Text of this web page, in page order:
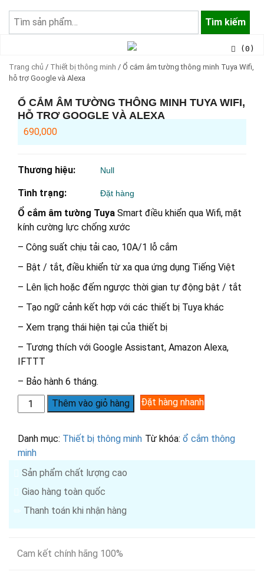
kiếm:
Tìm kiếm
(0)
Trang chủ / Thiết bị thông minh / Ổ cắm âm tường thông minh Tuya Wifi,
hỗ trợ Google và Alexa
Ổ CẮM ÂM TƯỜNG THÔNG MINH TUYA WIFI,
HỖ TRỢ GOOGLE VÀ ALEXA
690,000
Thương hiệu: Null
Tình trạng: Đặt hàng
Ổ cắm âm tường Tuya Smart điều khiển qua Wifi, mặt
kính cường lực chống xước
– Công suất chịu tải cao, 10A/1 lỗ cắm
– Bật / tắt, điều khiển từ xa qua ứng dụng Tiếng Việt
– Lên lịch hoặc đếm ngược thời gian tự động bật / tắt
– Tạo ngữ cảnh kết hợp với các thiết bị Tuya khác
– Xem trạng thái hiện tại của thiết bị
– Tương thích với Google Assistant, Amazon Alexa,
IFTTT
– Bảo hành 6 tháng.
cắm
tường
thông
minh
Tuya
hỗ
trợ
và
Thêm vào giỏ hàng Đặt hàng nhanh
Danh mục: Thiết bị thông minh Từ khóa: ổ cắm thông
minh
Sản phẩm chất lượng cao
Giao hàng toàn quốc
Thanh toán khi nhận hàng
Cam kết chính hãng 100%